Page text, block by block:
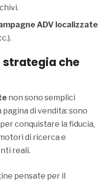
ADV localizzate
strategia che
non sono semplici
di vendita: sono
conquistare la fiducia,
di ricerca e
reali.
pensate per il